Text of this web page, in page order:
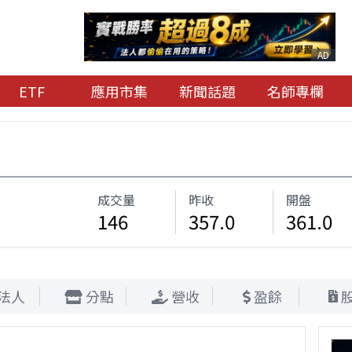
AD
ETF 應用市集 新聞話題 名師專欄
成交量
146
昨收
357.0
開盤
361.0
人 分點 營收 盈餘